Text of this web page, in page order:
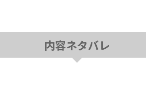
内容ネタバレ